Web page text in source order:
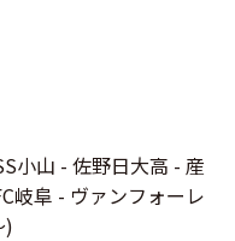
小山 - 佐野日大高 - 産
岐阜 - ヴァンフォーレ
)